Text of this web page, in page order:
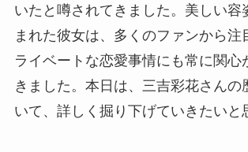
いたと噂されてきました。美しい容
まれた彼女は、多くのファンから注
ライベートな恋愛事情にも常に関心
きました。本日は、三吉彩花さんの
いて、詳しく掘り下げていきたいと